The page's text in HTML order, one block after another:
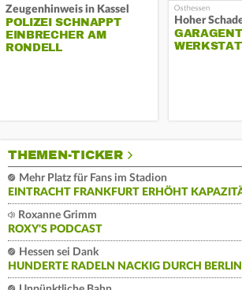
Zeugenhinweis in Kassel
POLIZEI SCHNAPPT
EINBRECHER AM
RONDELL
Hoher
THEMEN-TICKER
Mehr Platz für Fans im Stadion
EINTRACHT FRANKFURT ERHÖHT
Roxanne Grimm
ROXY'S PODCAST
Hessen sei Dank
HUNDERTE RADELN NACKIG DURCH BERLIN